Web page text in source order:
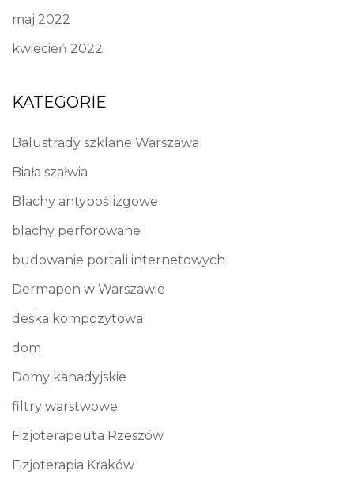
maj 2022
kwiecień 2022
KATEGORIE
Balustrady szklane Warszawa
Biała szałwia
Blachy antypoślizgowe
blachy perforowane
budowanie portali internetowych
Dermapen w Warszawie
deska kompozytowa
dom
Domy kanadyjskie
filtry warstwowe
Fizjoterapeuta Rzeszów
Fizjoterapia Kraków